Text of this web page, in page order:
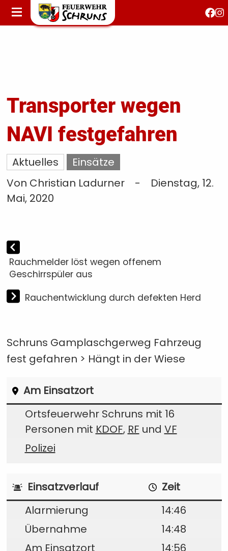
STARTSEITE
AKTUELLES
Transporter wegen
NAVI festgefahren
Aktuelles
Einsätze
Von Christian Ladurner
-
Dienstag, 12.
Mai, 2020
Rauchmelder löst wegen offenem
Geschirrspüler aus
Rauchentwicklung durch defekten Herd
Schruns Gamplaschgerweg Fahrzeug
fest gefahren > Hängt in der Wiese
Am Einsatzort
Ortsfeuerwehr Schruns mit 16
Personen mit KDOF, RF und VF
Polizei
Einsatzverlauf
Zeit
Alarmierung
14:46
Übernahme
14:48
Am Einsatzort
14:56